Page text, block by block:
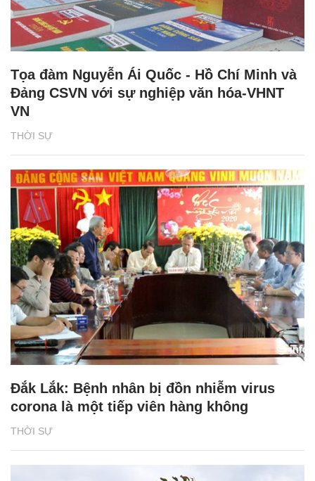
THỜI SỰ
Tọa đàm Nguyễn Ái Quốc - Hồ Chí Minh và
Đảng CSVN với sự nghiệp văn hóa-VHNT
VN
THỜI SỰ
Đắk Lắk: Bệnh nhân bị đồn nhiễm virus
corona là một tiếp viên hàng không